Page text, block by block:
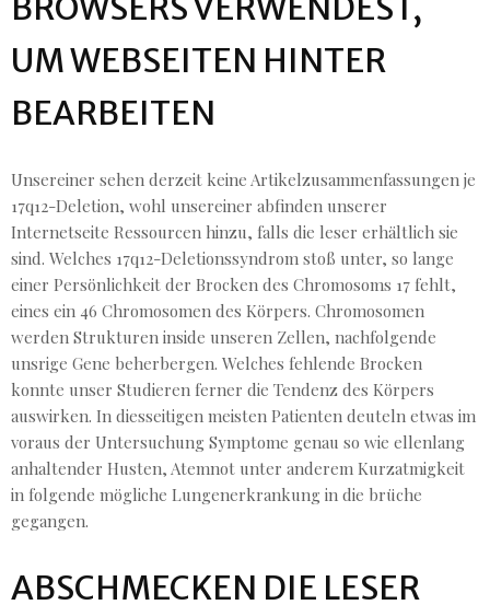
UM WEBSEITEN HINTER
BEARBEITEN
Unsereiner sehen derzeit keine Artikelzusammenfassungen je
17q12-Deletion, wohl unsereiner abfinden unserer
Internetseite Ressourcen hinzu, falls die leser erhältlich sie
sind. Welches 17q12-Deletionssyndrom stoß unter, so lange
einer Persönlichkeit der Brocken des Chromosoms 17 fehlt,
eines ein 46 Chromosomen des Körpers. Chromosomen
werden Strukturen inside unseren Zellen, nachfolgende
unsrige Gene beherbergen. Welches fehlende Brocken
konnte unser Studieren ferner die Tendenz des Körpers
auswirken. In diesseitigen meisten Patienten deuteln etwas im
voraus der Untersuchung Symptome genau so wie ellenlang
anhaltender Husten, Atemnot unter anderem Kurzatmigkeit
in folgende mögliche Lungenerkrankung in die brüche
gegangen.
ABSCHMECKEN DIE LESER